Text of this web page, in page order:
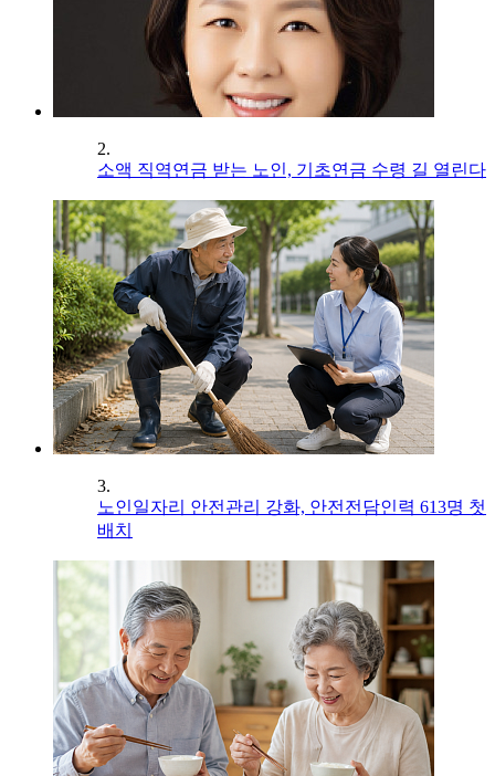
2.
소액 직역연금 받는 노인, 기초연금 수령 길 열린다
3.
노인일자리 안전관리 강화, 안전전담인력 613명 첫
배치